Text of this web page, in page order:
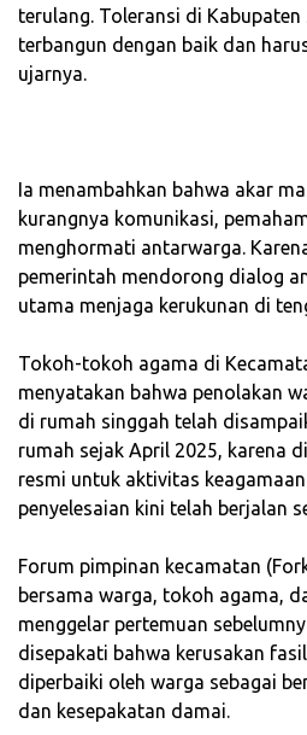
terulang. Toleransi di Kabupaten
terbangun dengan baik dan
ujarnya.
‎Ia menambahkan bahwa akar
kurangnya komunikasi,
menghormati antarwarga.
pemerintah mendorong dialog
utama menjaga kerukunan di
‎Tokoh-tokoh agama di
menyatakan bahwa penolakan
di rumah singgah telah
rumah sejak April 2025, karena
resmi untuk aktivitas
penyelesaian kini telah berjalan
‎Forum pimpinan kecamatan
bersama warga, tokoh agama,
menggelar pertemuan
disepakati bahwa kerusakan
diperbaiki oleh warga sebagai
dan kesepakatan damai.